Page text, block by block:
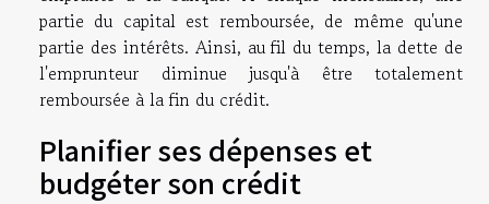
partie du capital est remboursée, de même qu'une
partie des intérêts. Ainsi, au fil du temps, la dette de
l'emprunteur diminue jusqu'à être totalement
remboursée à la fin du crédit.
Planifier ses dépenses et
budgéter son crédit